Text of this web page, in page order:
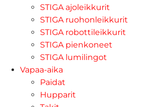
STIGA ajoleikkurit
STIGA ruohonleikkurit
STIGA robottileikkurit
STIGA pienkoneet
STIGA lumilingot
Vapaa-aika
Paidat
Hupparit